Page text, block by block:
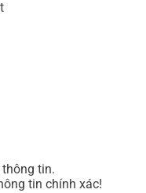
tin.
tin chính xác!